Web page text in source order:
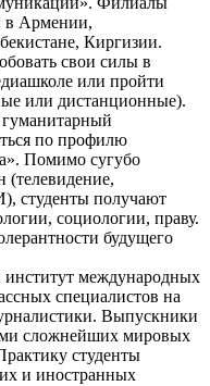
в Армении,
Киргизии.
свои силы в
или пройти
или дистанционные).
по профилю
Помимо сугубо
(телевидение,
студенты получают
социологии, праву.
будущего
институт международных
специалистов на
Выпускники
сложнейших мировых
студенты
и иностранных